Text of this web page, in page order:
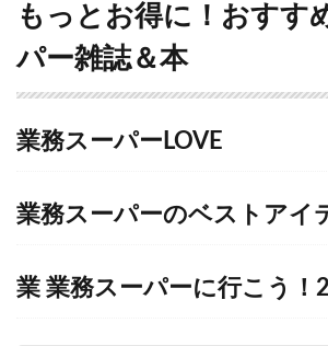
もっとお得に！おすす
パー雑誌＆本
業務スーパーLOVE
業務スーパーのベストアイ
業 業務スーパーに行こう！